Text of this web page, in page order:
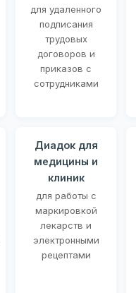
для удаленного
подписания
трудовых
договоров и
приказов с
сотрудниками
Диадок для
медицины и
клиник
для работы с
маркировкой
лекарств и
электронными
рецептами